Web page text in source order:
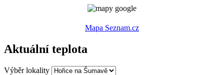
Mapa Seznam.cz
Aktuální teplota
Výběr lokality